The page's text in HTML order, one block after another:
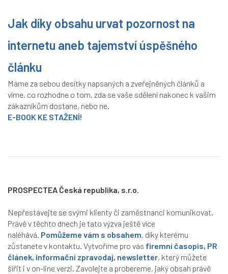
Jak díky obsahu urvat pozornost na
internetu aneb tajemství úspěšného
článku
Máme za sebou desítky napsaných a zveřejněných článků a
víme, co rozhodne o tom, zda se vaše sdělení nakonec k vašim
zákazníkům dostane, nebo ne.
E-BOOK KE STAŽENÍ!
PROSPECTEA Česká republika, s.r.o.
Nepřestávejte se svými klienty či zaměstnanci komunikovat.
Právě v těchto dnech je tato výzva ještě více
naléhává. Pomůžeme vám s obsahem, díky kterému
zůstanete v kontaktu. Vytvoříme pro vás firemní časopis, PR
článek, informační zpravodaj, newsletter, který můžete
šířit i v on-line verzi. Zavolejte a probereme, jaký obsah právě